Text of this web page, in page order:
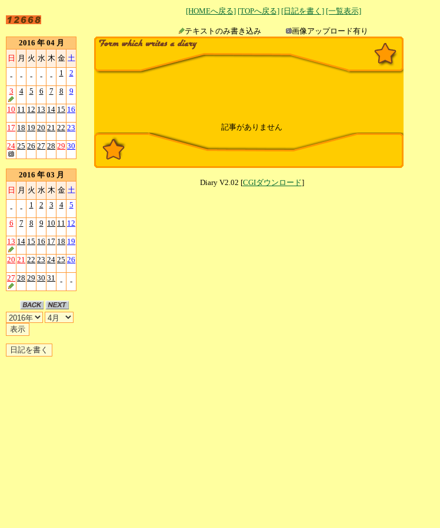
[HOMEへ戻る] [TOPへ戻る] [日記を書く] [一覧表示]
テキストのみ書き込み
画像アップロード有り
2016 年 04 月
日 月 火 水 木 金 土
- - - - - 1 2
3 4 5 6 7 8 9
10 11 12 13 14 15 16
17 18 19 20 21 22 23
24 25 26 27 28 29 30
2016 年 03 月
日 月 火 水 木 金 土
- - 1 2 3 4 5
6 7 8 9 10 11 12
13 14 15 16 17 18 19
20 21 22 23 24 25 26
27 28 29 30 31 - -
記事がありません
Diary V2.02 [CGIダウンロード]